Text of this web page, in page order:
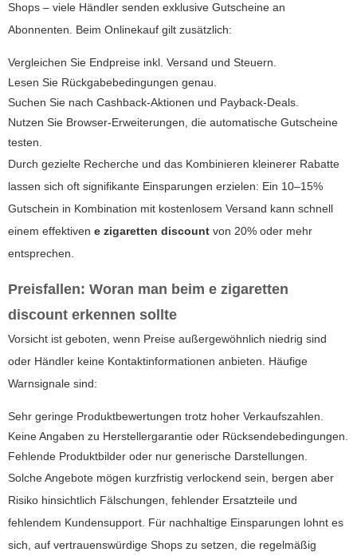
Shops – viele Händler senden exklusive Gutscheine an
Abonnenten. Beim Onlinekauf gilt zusätzlich:
Vergleichen Sie Endpreise inkl. Versand und Steuern.
Lesen Sie Rückgabebedingungen genau.
Suchen Sie nach Cashback-Aktionen und Payback-Deals.
Nutzen Sie Browser-Erweiterungen, die automatische Gutscheine
testen.
Durch gezielte Recherche und das Kombinieren kleinerer Rabatte
lassen sich oft signifikante Einsparungen erzielen: Ein 10–15%
Gutschein in Kombination mit kostenlosem Versand kann schnell
einem effektiven e zigaretten discount von 20% oder mehr
entsprechen.
Preisfallen: Woran man beim e zigaretten
discount erkennen sollte
Vorsicht ist geboten, wenn Preise außergewöhnlich niedrig sind
oder Händler keine Kontaktinformationen anbieten. Häufige
Warnsignale sind:
Sehr geringe Produktbewertungen trotz hoher Verkaufszahlen.
Keine Angaben zu Herstellergarantie oder Rücksendebedingungen.
Fehlende Produktbilder oder nur generische Darstellungen.
Solche Angebote mögen kurzfristig verlockend sein, bergen aber
Risiko hinsichtlich Fälschungen, fehlender Ersatzteile und
fehlendem Kundensupport. Für nachhaltige Einsparungen lohnt es
sich, auf vertrauenswürdige Shops zu setzen, die regelmäßig